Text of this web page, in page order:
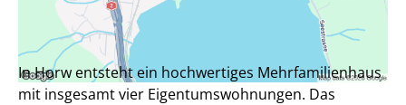
In Horw entsteht ein hochwertiges Mehrfamilienhaus
mit insgesamt vier Eigentumswohnungen. Das